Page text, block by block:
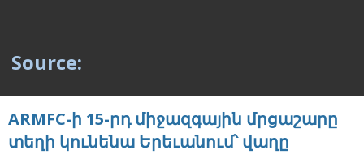
Source:
ARMFC-ի 15-րդ միջազգային մրցաշարը
տեղի կունենա Երեւանում՝ վաղը